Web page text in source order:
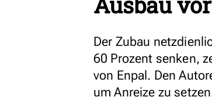
Der Zubau
60 Prozent senken,
von Enpal. Den
um Anreize zu